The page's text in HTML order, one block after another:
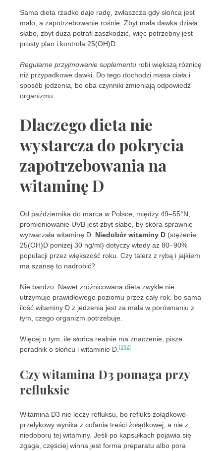
Sama dieta rzadko daje radę, zwłaszcza gdy słońca jest
mało, a zapotrzebowanie rośnie. Zbyt mała dawka działa
słabo, zbyt duża potrafi zaszkodzić, więc potrzebny jest
prosty plan i kontrola 25(OH)D.
Regularne przyjmowanie suplementu robi większą różnicę
niż przypadkowe dawki. Do tego dochodzi masa ciała i
sposób jedzenia, bo oba czynniki zmieniają odpowiedź
organizmu.
Dlaczego dieta nie
wystarcza do pokrycia
zapotrzebowania na
witaminę D
Od października do marca w Polsce, między 49–55°N,
promieniowanie UVB jest zbyt słabe, by skóra sprawnie
wytwarzała witaminę D. Niedobór witaminy D (stężenie
25(OH)D poniżej 30 ng/ml) dotyczy wtedy aż 80–90%
populacji przez większość roku. Czy talerz z rybą i jajkiem
ma szansę to nadrobić?
Nie bardzo. Nawet zróżnicowana dieta zwykle nie
utrzymuje prawidłowego poziomu przez cały rok, bo sama
ilość witaminy D z jedzenia jest za mała w porównaniu z
tym, czego organizm potrzebuje.
Więcej o tym, ile słońca realnie ma znaczenie, pisze
poradnik o słońcu i witaminie D. [3][2]
Czy witamina D3 pomaga przy
refluksie
Witamina D3 nie leczy refluksu, bo refluks żołądkowo-
przełykowy wynika z cofania treści żołądkowej, a nie z
niedoboru tej witaminy. Jeśli po kapsułkach pojawia się
zgaga, częściej winna jest forma preparatu albo pora